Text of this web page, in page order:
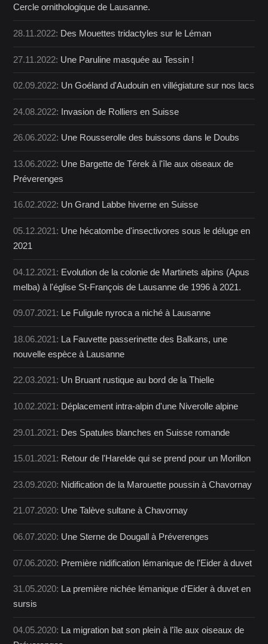
Cercle ornithologique de Lausanne.
28.11.2022: Des Mouettes tridactyles sur le Léman
27.11.2022: Une Paruline masquée au Tessin !
02.09.2022: Un Goéland d'Audouin en villégiature sur nos lacs
24.08.2022: Invasion de Rolliers en Suisse
26.06.2022: Une Rousserolle des buissons dans le Doubs
13.06.2022: Une Bargette de Térek à l'île aux oiseaux de
Préverenges
16.02.2022: Un Grand Labbe hiverne en Suisse
05.12.2021: Une hécatombe d'insectivores sous le déluge en
2021
04.12.2021: Evolution de la colonie de Martinets alpins (Apus
melba) à l'église St-François de Lausanne de 1996 à 2021.
09.07.2021: Le Fuligule nyroca a niché à Lausanne
18.06.2021: La Fauvette passerinette des Balkans, une
nouvelle espèce à Lausanne
22.03.2021: Un Bruant rustique au bord de la Thielle
10.02.2021: Déplacement intra-alpin d'une Niverolle alpine
29.01.2021: Des Spatules blanches en Suisse romande
15.01.2021: Retour de l'Harelde qui se prend pour un Morillon
23.09.2020: Nidification de la Marouette poussin à Chavornay
21.07.2020: Une Talève sultane à Chavornay
06.07.2020: Une Sterne de Dougall à Préverenges
07.06.2020: Première nidification lémanique de l'Eider à duvet
31.05.2020: La première nichée lémanique d'Eider à duvet en
sursis
04.05.2020: La migration bat son plein à l'île aux oiseaux de